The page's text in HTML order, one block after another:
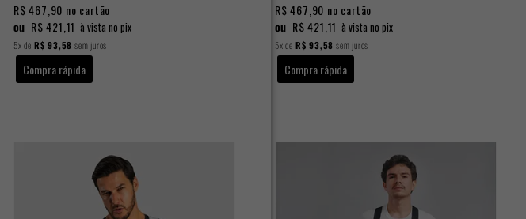
R$ 467,90 no cartão
ou R$ 421,11 à vista no pix
5xde R$ 93,58 sem juros
Compra rápida
R$ 467,90 no cartão
ou R$ 421,11 à vista no pix
5xde R$ 93,58 sem juros
Compra rápida